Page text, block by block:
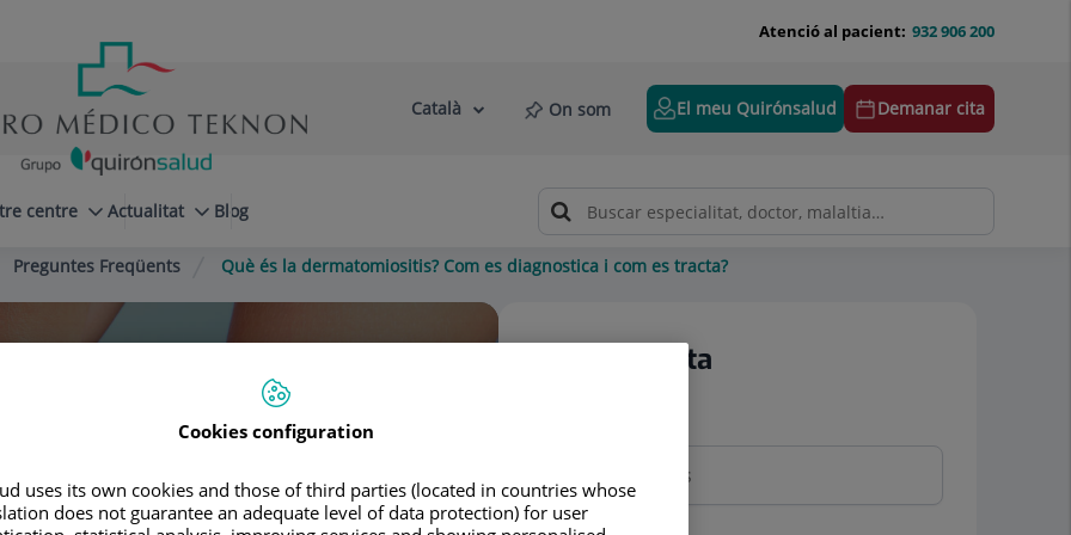
932 906 200
Atenció al pacient:
Selector
Llenguatge
Català On som El meu Quirónsalud Demanar cita
centre Actualitat Blog
Preguntes Freqüents Què és la dermatomiositis? Com es diagnostica i com es tracta?
Domínguez
Demanar cita
Cookies configuration
uses its own cookies and those of third parties (located in countries whose
does not guarantee an adequate level of data protection) for user